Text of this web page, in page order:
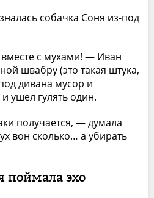
собачка Соня из-под
с мухами! — Иван
швабру (это такая штука,
дивана мусор и
ушел гулять один.
получается, — думала
вон сколько… а убирать
поймала эхо